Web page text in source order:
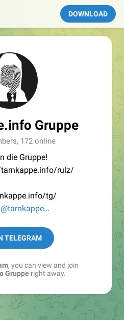
DOWNLOAD
Gruppe
172 online
die Gruppe!
rulz/
tg/
@tarnkappe
+WSW5F1VcmhliMjk6
TELEGRAM
, you can view and join
Grupperight away.